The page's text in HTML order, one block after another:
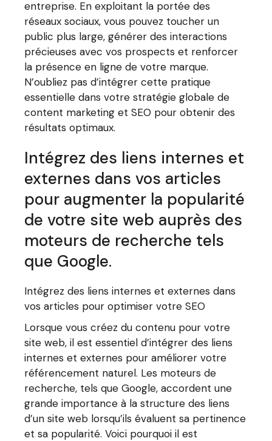
entreprise. En exploitant la portée des
réseaux sociaux, vous pouvez toucher un
public plus large, générer des interactions
précieuses avec vos prospects et renforcer
la présence en ligne de votre marque.
N’oubliez pas d’intégrer cette pratique
essentielle dans votre stratégie globale de
content marketing et SEO pour obtenir des
résultats optimaux.
Intégrez des liens internes et
externes dans vos articles
pour augmenter la popularité
de votre site web auprès des
moteurs de recherche tels
que Google.
Intégrez des liens internes et externes dans
vos articles pour optimiser votre SEO
Lorsque vous créez du contenu pour votre
site web, il est essentiel d’intégrer des liens
internes et externes pour améliorer votre
référencement naturel. Les moteurs de
recherche, tels que Google, accordent une
grande importance à la structure des liens
d’un site web lorsqu’ils évaluent sa pertinence
et sa popularité. Voici pourquoi il est